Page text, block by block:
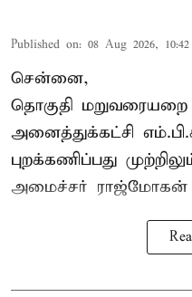
Published on: 08 Aug 2026,
சென்னை,
தொகுதி
அனைத்துக்கட்சி
புறக்கணிப்பது
அமைச்சர் ராஜ்மோகன்